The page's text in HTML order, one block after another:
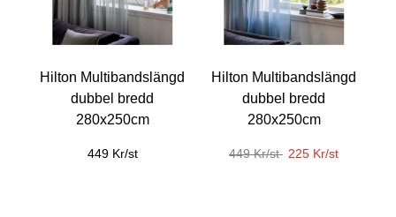
Hilton Multibandslängd
dubbel bredd
280x250cm
449 Kr/st
Hilton Multibandslängd
dubbel bredd
280x250cm
449 Kr/st 225 Kr/st